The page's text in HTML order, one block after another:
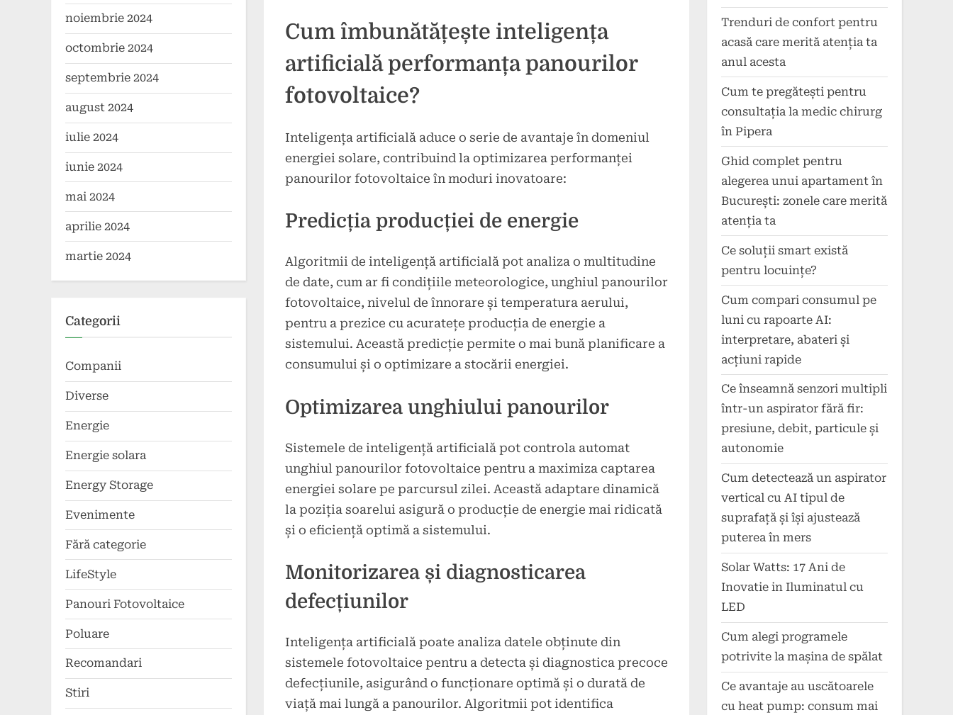
Cum îmbunătățește inteligența
artificială performanța panourilor
fotovoltaice?
Inteligența artificială aduce o serie de avantaje în domeniul
energiei solare, contribuind la optimizarea performanței
panourilor fotovoltaice în moduri inovatoare:
Predicția producției de energie
Algoritmii de inteligență artificială pot analiza o multitudine
de date, cum ar fi condițiile meteorologice, unghiul panourilor
fotovoltaice, nivelul de înnorare și temperatura aerului,
pentru a prezice cu acuratețe producția de energie a
sistemului. Această predicție permite o mai bună planificare a
consumului și o optimizare a stocării energiei.
Optimizarea unghiului panourilor
Sistemele de inteligență artificială pot controla automat
unghiul panourilor fotovoltaice pentru a maximiza captarea
energiei solare pe parcursul zilei. Această adaptare dinamică
la poziția soarelui asigură o producție de energie mai ridicată
și o eficiență optimă a sistemului.
Monitorizarea și diagnosticarea
defecțiunilor
Inteligența artificială poate analiza datele obținute din
sistemele fotovoltaice pentru a detecta și diagnostica precoce
defecțiunile, asigurând o funcționare optimă și o durată de
viață mai lungă a panourilor. Algoritmii pot identifica
noiembrie 2024
octombrie 2024
septembrie 2024
august 2024
iulie 2024
iunie 2024
mai 2024
aprilie 2024
martie 2024
Categorii
Companii
Diverse
Energie
Energie solara
Energy Storage
Evenimente
Fără categorie
LifeStyle
Panouri Fotovoltaice
Poluare
Recomandari
Stiri
Trenduri de confort pentru
acasă care merită atenția ta
anul acesta
Cum te pregătești pentru
consultația la medic chirurg
în Pipera
Ghid complet pentru
alegerea unui apartament în
București: zonele care merită
atenția ta
Ce soluții smart există
pentru locuințe?
Cum compari consumul pe
luni cu rapoarte AI:
interpretare, abateri și
acțiuni rapide
Ce înseamnă senzori multipli
într-un aspirator fără fir:
presiune, debit, particule și
autonomie
Cum detectează un aspirator
vertical cu AI tipul de
suprafață și își ajustează
puterea în mers
Solar Watts: 17 Ani de
Inovatie in Iluminatul cu
LED
Cum alegi programele
potrivite la mașina de spălat
Ce avantaje au uscătoarele
cu heat pump: consum mai